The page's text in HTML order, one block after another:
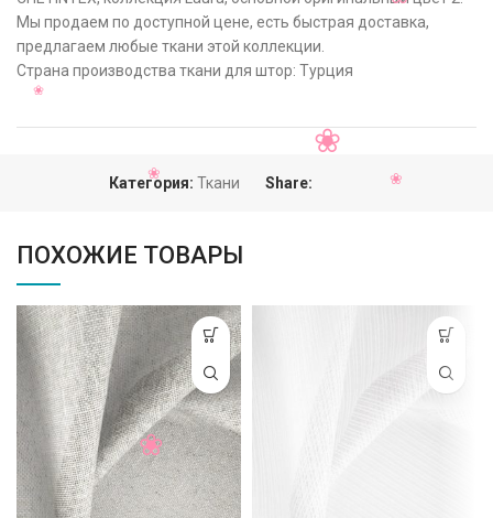
Мы продаем по доступной цене, есть быстрая доставка,
предлагаем любые ткани этой коллекции.
Страна производства ткани для штор: Турция
Категория: Ткани Share:
ПОХОЖИЕ ТОВАРЫ